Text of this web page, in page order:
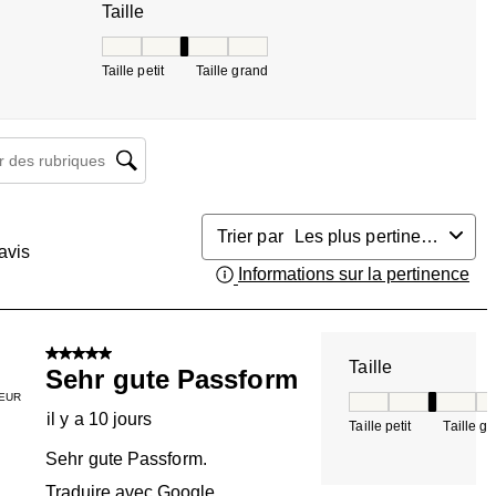
Taille
Taille petit Taille grand
de sujet et d'avis
Trier par
Les plus pertinents
Informations sur la pertinence
5 sur 5 étoiles.
Sehr gute Passform
il y a 10 jours
Sehr gute Passform.
Traduire avec Google
Taille
Taille petit Taille